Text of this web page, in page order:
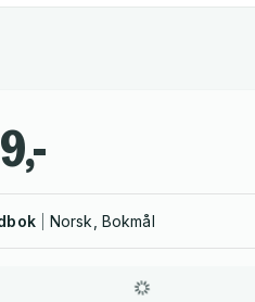
Norsk, Bokmål